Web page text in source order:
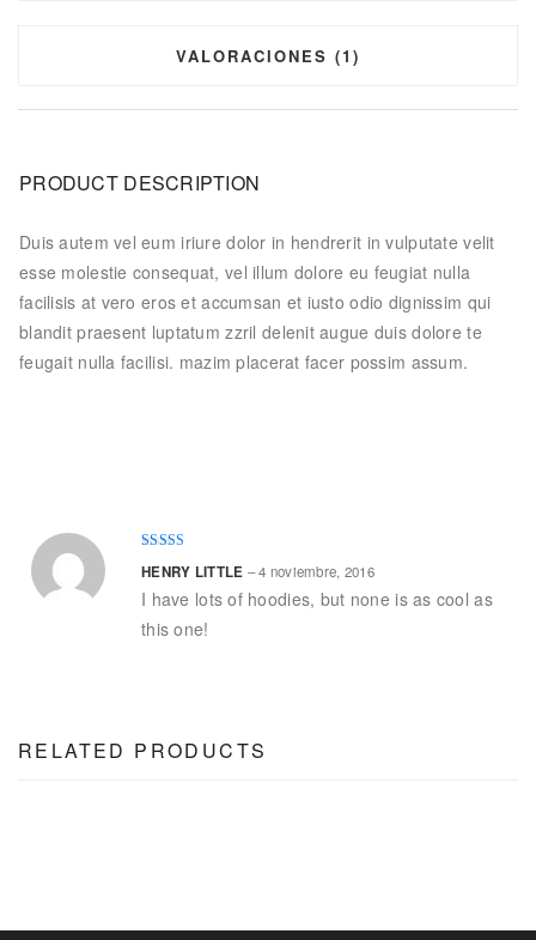
VALORACIONES (1)
PRODUCT DESCRIPTION
Duis autem vel eum iriure dolor in hendrerit in vulputate velit
esse molestie consequat, vel illum dolore eu feugiat nulla
facilisis at vero eros et accumsan et iusto odio dignissim qui
blandit praesent luptatum zzril delenit augue duis dolore te
feugait nulla facilisi. mazim placerat facer possim assum.
en4de 5
HENRY LITTLE – 4 noviembre, 2016
I have lots of hoodies, but none is as cool as
this one!
RELATED PRODUCTS